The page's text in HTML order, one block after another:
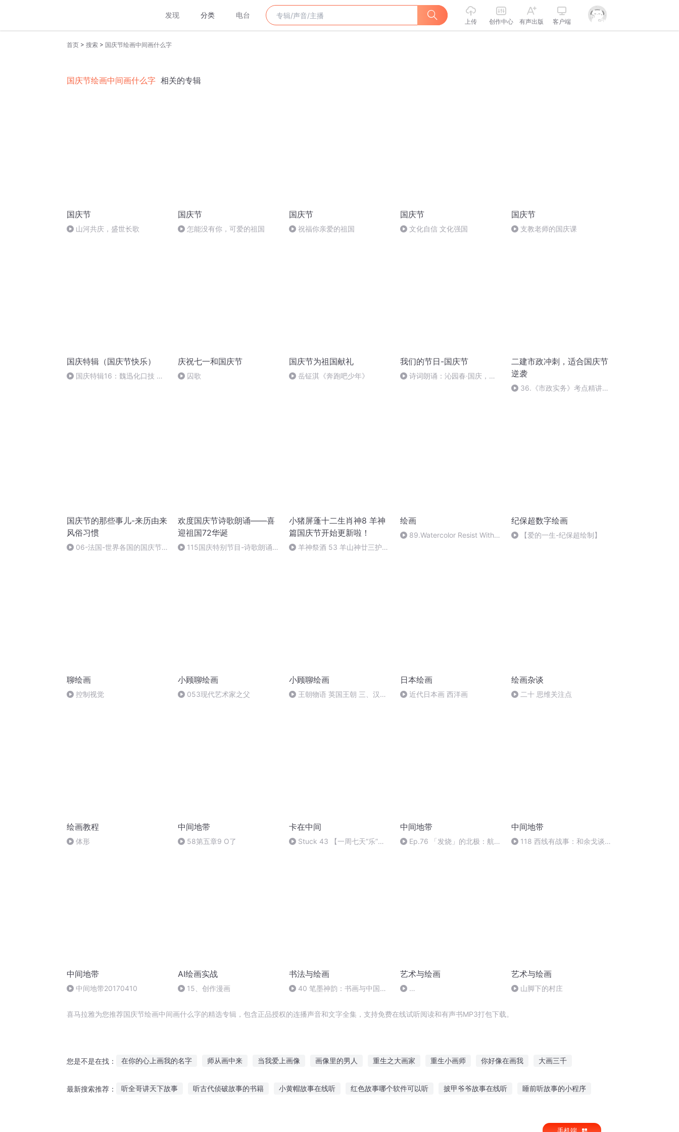
发现 分类 电台
上传 创作中心 有声出版 客户端
首页 > 搜索 > 国庆节绘画中间画什么字
国庆节绘画中间画什么字 相关的专辑
国庆节
山河共庆，盛世长歌
国庆节
怎能没有你，可爱的祖国
国庆节
祝福你亲爱的祖国
国庆节
文化自信 文化强国
国庆节
支教老师的国庆课
国庆特辑（国庆节快乐）
国庆特辑16：魏迅化口技 二
庆祝七一和国庆节
囚歌
国庆节为祖国献礼
岳钲淇《奔跑吧少年》
我们的节日-国庆节
诗词朗诵：沁园春·国庆，朗
二建市政冲刺，适合国庆节
逆袭
36.《市政实务》考点精讲第
国庆节的那些事儿-来历由来
风俗习惯
06-法国-世界各国的国庆节-
欢度国庆节诗歌朗诵——喜
迎祖国72华诞
115国庆特别节目-诗歌朗诵-
小猪屏蓬十二生肖神8 羊神
篇国庆节开始更新啦！
羊神祭酒 53 羊山神廿三护祭
绘画
89.Watercolor Resist With
纪保超数字绘画
【爱的一生-纪保超绘制】
聊绘画
控制视觉
小顾聊绘画
053现代艺术家之父
小顾聊绘画
王朝物语 英国王朝 三、汉诺
日本绘画
近代日本画 西洋画
绘画杂谈
二十 思维关注点
绘画教程
体形
中间地带
58第五章9 O了
卡在中间
Stuck 43 【一周七天“乐”】
中间地带
Ep.76 「发烧」的北极：航
中间地带
118 西线有战事：和余戈谈滇
中间地带
中间地带20170410
AI绘画实战
15、创作漫画
书法与绘画
40 笔墨神韵：书画与中国文
艺术与绘画 艺术与绘画
山脚下的村庄
喜马拉雅为您推荐国庆节绘画中间画什么字的精选专辑，包含正品授权的连播声音和文字全集，支持免费在线试听阅读和有声书MP3打包下载。
您是不是在找： 在你的心上画我的名字 师从画中来 当我爱上画像 画像里的男人 重生之大画家 重生小画师 你好像在画我 大画三千
最新搜索推荐： 听全哥讲天下故事 听古代侦破故事的书籍 小黄帽故事在线听 红色故事哪个软件可以听 披甲爷爷故事在线听 睡前听故事的小程序